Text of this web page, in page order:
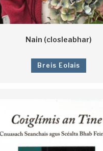
Nain (closleabhar)
Breis Eolais